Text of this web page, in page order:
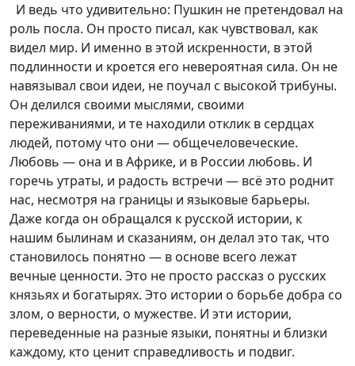
И ведь что удивительно: Пушкин не претендовал на
роль посла. Он просто писал, как чувствовал, как
видел мир. И именно в этой искренности, в этой
подлинности и кроется его невероятная сила. Он не
навязывал свои идеи, не поучал с высокой трибуны.
Он делился своими мыслями, своими
переживаниями, и те находили отклик в сердцах
людей, потому что они — общечеловеческие.
Любовь — она и в Африке, и в России любовь. И
горечь утраты, и радость встречи — всё это роднит
нас, несмотря на границы и языковые барьеры.
Даже когда он обращался к русской истории, к
нашим былинам и сказаниям, он делал это так, что
становилось понятно — в основе всего лежат
вечные ценности. Это не просто рассказ о русских
князьях и богатырях. Это истории о борьбе добра со
злом, о верности, о мужестве. И эти истории,
переведенные на разные языки, понятны и близки
каждому, кто ценит справедливость и подвиг.